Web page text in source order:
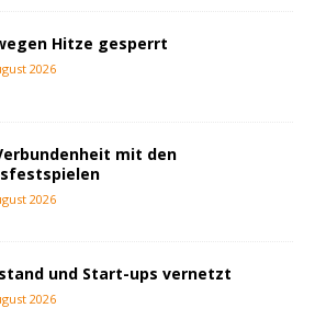
Hitze gesperrt
2026
mit den
2026
und Start-ups vernetzt
2026